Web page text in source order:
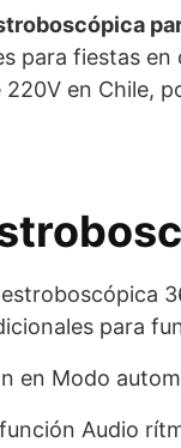
para fiestas
220V en Chile,
para
en Modo
Audio